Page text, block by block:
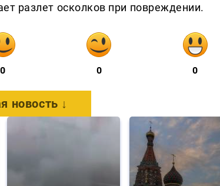
разлет осколков при повреждении.
0 0 0
новость ↓